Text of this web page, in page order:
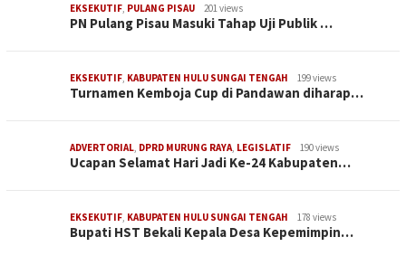
EKSEKUTIF PULANG PISAU 201 views
PN Pulang Pisau Masuki Tahap Uji Publik …
EKSEKUTIF KABUPATEN HULU SUNGAI TENGAH 199 views
Turnamen Kemboja Cup di Pandawan diharap…
ADVERTORIAL DPRD MURUNG RAYA LEGISLATIF 190 views
Ucapan Selamat Hari Jadi Ke-24 Kabupaten…
EKSEKUTIF KABUPATEN HULU SUNGAI TENGAH 178 views
Bupati HST Bekali Kepala Desa Kepemimpin…